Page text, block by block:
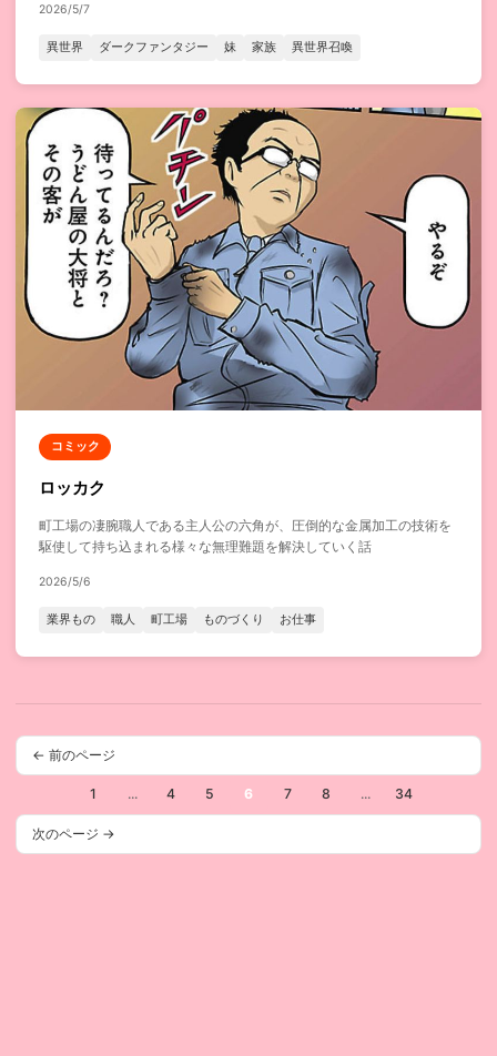
2026/5/7
異世界 ダークファンタジー 妹 家族 異世界召喚
コミック
ロッカク
町工場の凄腕職人である主人公の六角が、圧倒的な金属加工の技術を
駆使して持ち込まれる様々な無理難題を解決していく話
2026/5/6
業界もの 職人 町工場 ものづくり お仕事
← 前のページ
1 ... 4 5 6 7 8 ... 34
次のページ →